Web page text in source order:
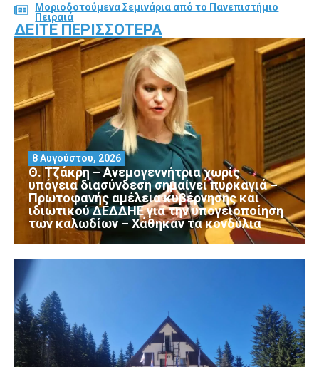
Μοριοδοτούμενα Σεμινάρια από το Πανεπιστήμιο
Πειραιά
ΔΕΊΤΕ ΠΕΡΙΣΣΌΤΕΡΑ
Θ. Τζάκρη – Ανεμογεννήτρια χωρίς
υπόγεια διασύνδεση σημαίνει πυρκαγιά –
Πρωτοφανής αμέλεια κυβέρνησης και
ιδιωτικού ΔΕΔΔΗΕ για την υπογειοποίηση
των καλωδίων – Χάθηκαν τα κονδύλια
8 Αυγούστου, 2026